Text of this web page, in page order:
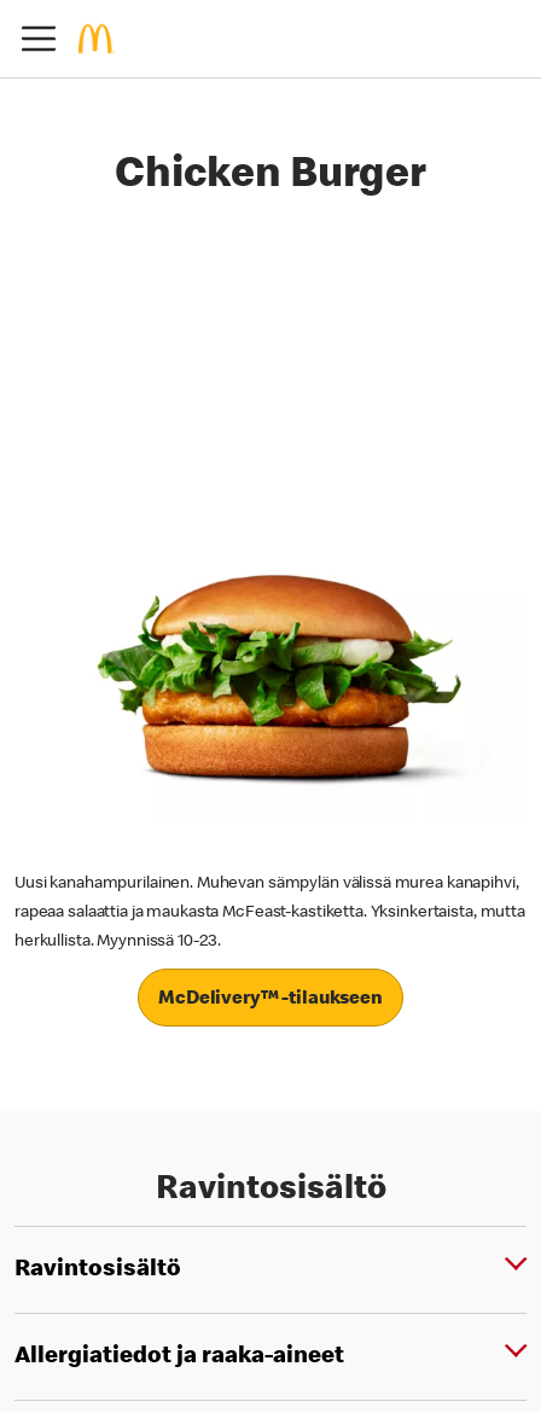
Chicken Burger
Uusi kanahampurilainen. Muhevan sämpylän välissä murea kanapihvi,
rapeaa salaattia ja maukasta McFeast-kastiketta. Yksinkertaista, mutta
herkullista. Myynnissä 10-23.
McDelivery™ -tilaukseen
Ravintosisältö
Ravintosisältö
Allergiatiedot ja raaka-aineet